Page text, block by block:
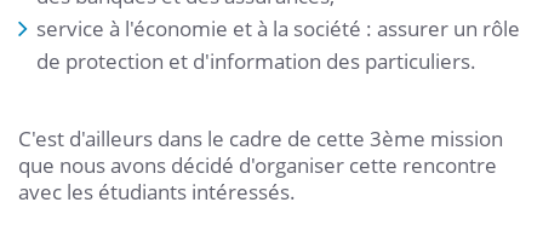
service à l'économie et à la société : assurer un rôle
de protection et d'information des particuliers.
C'est d'ailleurs dans le cadre de cette 3ème mission
que nous avons décidé d'organiser cette rencontre
avec les étudiants intéressés.